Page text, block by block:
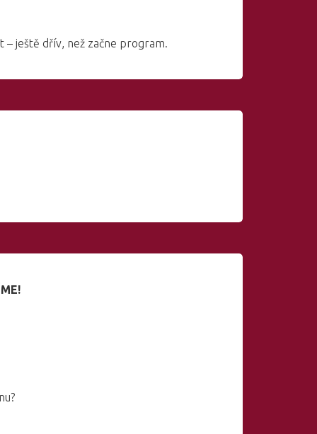
– ještě dřív, než začne program.